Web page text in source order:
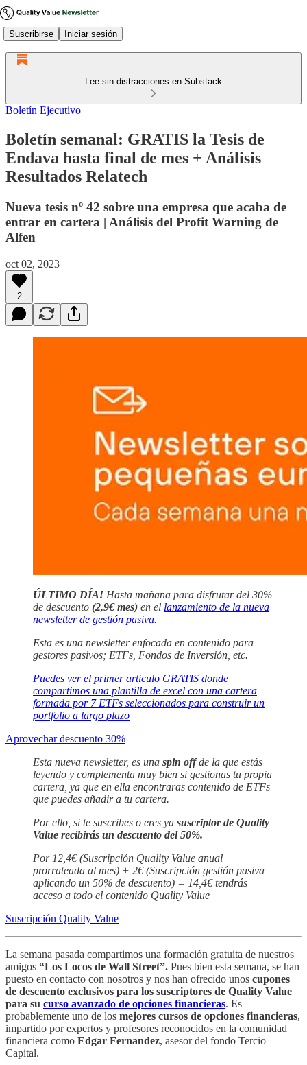
Suscribirse Iniciar sesión
Lee sin distracciones en Substack
Boletín Ejecutivo
Boletín semanal: GRATIS la Tesis de
Endava hasta final de mes + Análisis
Resultados Relatech
Nueva tesis nº 42 sobre una empresa que acaba de
entrar en cartera | Análisis del Profit Warning de
Alfen
oct 02, 2023
2
ÚLTIMO DÍA! Hasta mañana para disfrutar del 30%
de descuento (2,9€ mes) en el lanzamiento de la nueva
newsletter de gestión pasiva.
Esta es una newsletter enfocada en contenido para
gestores pasivos; ETFs, Fondos de Inversión, etc.
Puedes ver el primer articulo GRATIS donde
compartimos una plantilla de excel con una cartera
formada por 7 ETFs seleccionados para construir un
portfolio a largo plazo
Aprovechar descuento 30%
Esta nueva newsletter, es una spin offde la que estás
leyendo y complementa muy bien si gestionas tu propia
cartera, ya que en ella encontraras contenido de ETFs
que puedes añadir a tu cartera.
Por ello, si te suscribes o eres ya suscriptor de Quality
Value recibirás un descuento del 50%.
Por 12,4€ (Suscripción Quality Value anual
prorrateada al mes) + 2€ (Suscripción gestión pasiva
aplicando un 50% de descuento) = 14,4€ tendrás
acceso a todo el contenido Quality Value
Suscripción Quality Value
La semana pasada compartimos una formación gratuita de nuestros
amigos “Los Locos de Wall Street”. Pues bien esta semana, se han
puesto en contacto con nosotros y nos han ofrecido unos cupones
de descuento exclusivos para los suscriptores de Quality Value
para su curso avanzado de opciones financieras. Es
probablemente uno de los mejores cursos de opciones financieras,
impartido por expertos y profesores reconocidos en la comunidad
financiera como Edgar Fernandez, asesor del fondo Tercio
Capital.